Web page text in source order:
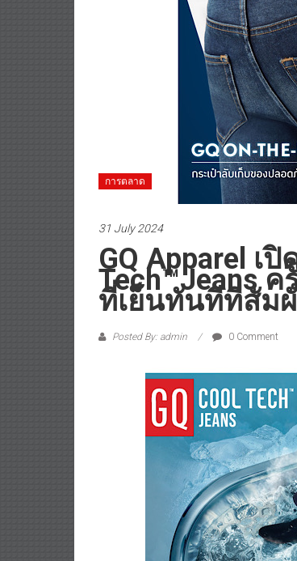
การตลาด
31 July 2024
GQ Apparel เ
Tech™Jeans ค
ที่เย็นทันทีที่สัม
Posted By: admin 0 Comment